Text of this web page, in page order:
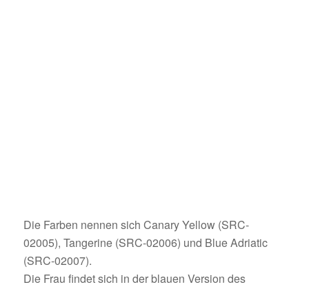
Die Farben nennen sich Canary Yellow (SRC-
02005), Tangerine (SRC-02006) und Blue Adriatic
(SRC-02007).
Die Frau findet sich in der blauen Version des